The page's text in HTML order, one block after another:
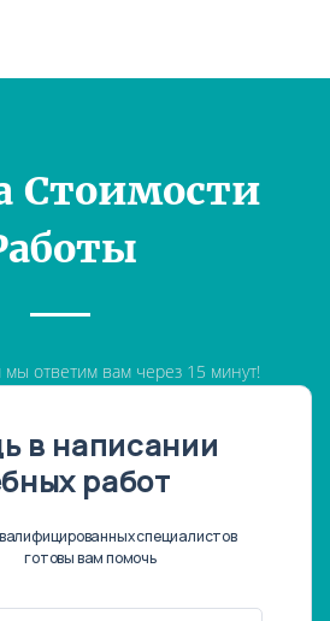
Стоимости
мы ответим вам через 15 минут!
в написании
работ
специалистов
готовы вам помочь